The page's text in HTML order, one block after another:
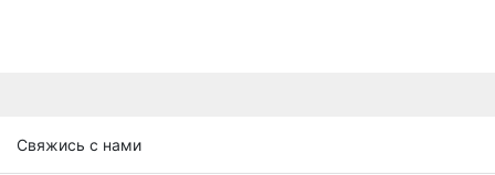
Свяжись с нами